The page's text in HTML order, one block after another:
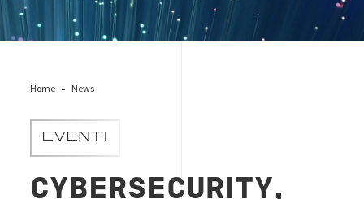
Home News
EVENTI
CYBERSECURITY,